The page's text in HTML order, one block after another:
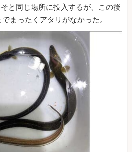
と同じ場所に投入するが、この後
まったくアタリがなかった。